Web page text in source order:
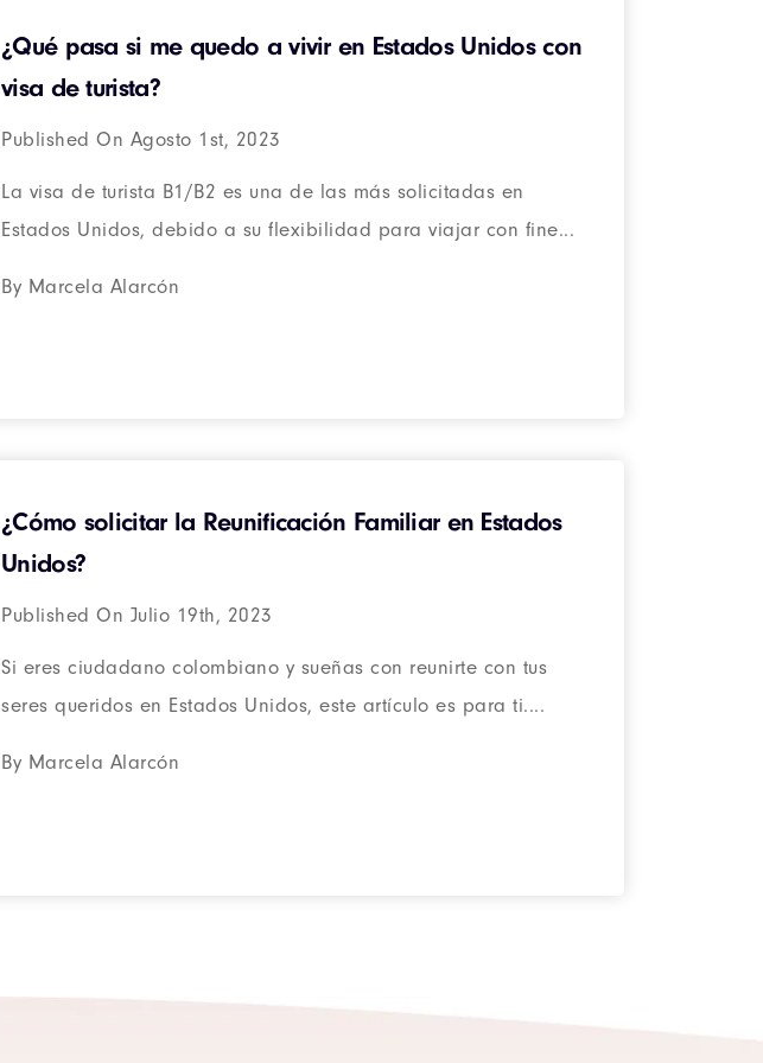
¿Qué pasa si me quedo a vivir en Estados Unidos con
visa de turista?
Published On Agosto 1st, 2023
La visa de turista B1/B2 es una de las más solicitadas en
Estados Unidos, debido a su flexibilidad para viajar con fine...
By Marcela Alarcón
¿Cómo solicitar la Reunificación Familiar en Estados
Unidos?
Published On Julio 19th, 2023
Si eres ciudadano colombiano y sueñas con reunirte con tus
seres queridos en Estados Unidos, este artículo es para ti....
By Marcela Alarcón